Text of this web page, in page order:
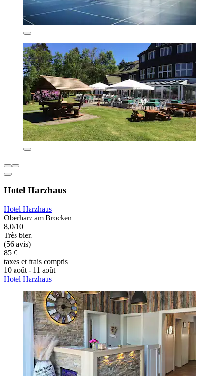
Hotel Harzhaus
Hotel Harzhaus
Oberharz am Brocken
8,0/10
Très bien
(56 avis)
85 €
taxes et frais compris
10 août - 11 août
Hotel Harzhaus